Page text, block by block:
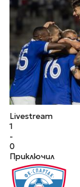
Livestream
1
-
0
Приключил